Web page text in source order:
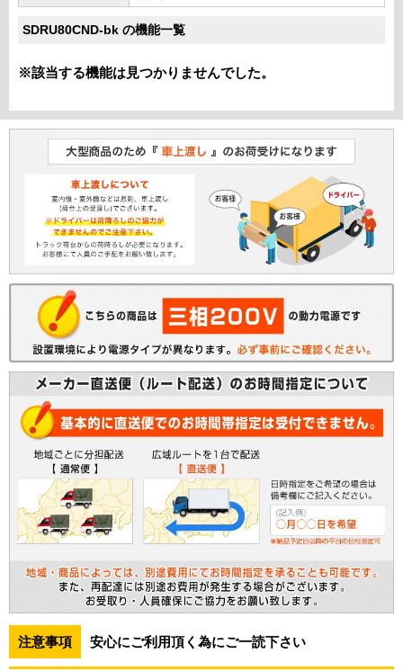
SDRU80CND-bk の機能一覧
※該当する機能は見つかりませんでした。
注意事項 安心にご利用頂く為にご一読下さい